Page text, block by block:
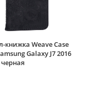
книжка Weave Case
Galaxy J7 2016
черная